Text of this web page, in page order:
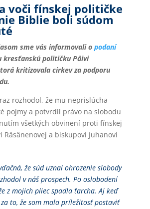
voči fínskej političke
Biblie boli súdom
sme vás informovali o podaní
kresťanskú političku Päivi
kritizovala cirkev za podporu
rozhodol, že mu neprislúcha
pojmy a potvrdil právo na slobodu
všetkých obvinení proti fínskej
Räsänenovej a biskupovi Juhanovi
že súd uznal ohrozenie slobody
v náš prospech. Po oslobodení
z mojich pliec spadla ťarcha. Aj keď
to, že som mala príležitosť postaviť